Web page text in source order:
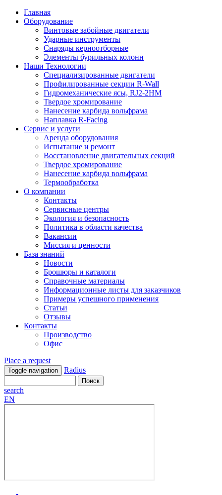
Главная
Оборудование
Винтовые забойные двигатели
Ударные инструменты
Снаряды керноотборные
Элементы бурильных колонн
Наши Технологии
Специализированные двигатели
Профилированные секции R-Wall
Гидромеханические ясы, RJ2-2HM
Твердое хромирование
Нанесение карбида вольфрама
Наплавка R-Facing
Сервис и услуги
Аренда оборудования
Испытание и ремонт
Восстановление двигательных секций
Твердое хромирование
Нанесение карбида вольфрама
Термообработка
О компании
Контакты
Сервисные центры
Экология и безопасность
Политика в области качества
Вакансии
Миссия и ценности
База знаний
Новости
Брошюры и каталоги
Справочные материалы
Информационные листы для заказчиков
Примеры успешного применения
Статьи
Отзывы
Контакты
Производство
Офис
Place a request
Toggle navigation Radius
search
EN